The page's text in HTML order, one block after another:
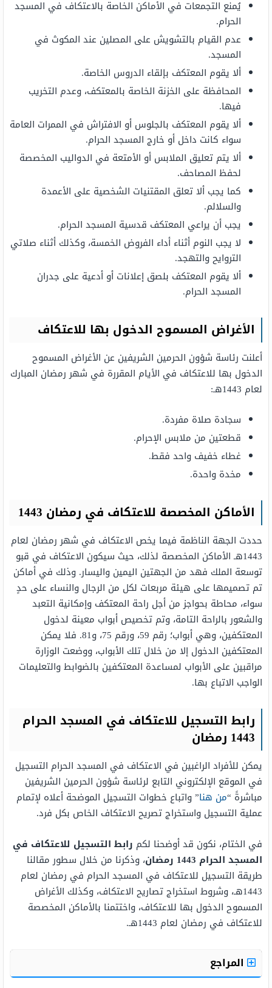
يُمنع التجمعات في الأماكن الخاصة بالاعتكاف في المسجد
الحرام.
عدم القيام بالتشويش على المصلين عند المكوث في
المسجد.
ألا يقوم المعتكف بإلقاء الدروس الخاصة.
المحافظة على الخزنة الخاصة بالمعتكف، وعدم التخريب
فيها.
ألا يقوم المعتكف بالجلوس أو الافتراش في الممرات العامة
سواء كانت داخل أو خارج المسجد الحرام.
ألا يتم تعليق الملابس أو الأمتعة في الدواليب المخصصة
لحفظ المصاحف.
كما يجب ألا تعلق المقتنيات الشخصية على الأعمدة
والسلالم.
يجب أن يراعي المعتكف قدسية المسجد الحرام.
لا يجب النوم أثناء أداء الفروض الخمسة، وكذلك أثناء صلاتي
التروايح والتهجد.
ألا يقوم المعتكف بلصق إعلانات أو أدعية على جدران
المسجد الحرام.
الأغراض المسموح الدخول بها للاعتكاف
أعلنت رئاسة شؤون الحرمين الشريفين عن الأغراض المسموح
الدخول بها للاعتكاف في الأيام المقررة في شهر رمضان المبارك
لعام 1443هـ:
سجادة صلاة مفردة.
قطعتين من ملابس الإحرام.
غطاء خفيف واحد فقط.
مخدة واحدة.
الأماكن المخصصة للاعتكاف في رمضان 1443
حددت الجهة الناظمة فيما يخص الاعتكاف في شهر رمضان لعام
1443هـ الأماكن المخصصة لذلك، حيث سيكون الاعتكاف في قبو
توسعة الملك فهد من الجهتين اليمين واليسار. وذلك في أماكن
تم تصميمها على هيئة مربعات لكل من الرجال والنساء على حدٍ
سواء، محاطة بحواجز من أجل راحة المعتكف وإمكانية التعبد
والشعور بالراحة التامة، وتم تخصيص أبواب معينة لدخول
المعتكفين، وهي أبواب؛ رقم 59، ورقم 75، و81. فلا يمكن
المعتكفين الدخول إلا من خلال تلك الأبواب، ووضعت الوزارة
مراقبين على الأبواب لمساعدة المعتكفين بالضوابط والتعليمات
الواجب الاتباع بها.
رابط التسجيل للاعتكاف في المسجد الحرام
1443 رمضان
يمكن للأفراد الراغبين في الاعتكاف في المسجد الحرام التسجيل
في الموقع الإلكتروني التابع لرئاسة شؤون الحرمين الشريفين
مباشرةً “من هنا” واتباع خطوات التسجيل الموضحة أعلاه لإتمام
عملية التسجيل واستخراج تصريح الاعتكاف الخاص بكل فرد.
في الختام، نكون قد أوضحنا لكم رابط التسجيل للاعتكاف في
المسجد الحرام 1443 رمضان
، وذكرنا من خلال سطور مقالنا
طريقة التسجيل للاعتكاف في المسجد الحرام في رمضان لعام
1443هـ، وشروط استخراج تصاريح الاعتكاف، وكذلك الأغراض
المسموح الدخول بها للاعتكاف، واختتمنا بالأماكن المخصصة
للاعتكاف في رمضان لعام 1443هـ.
المراجع